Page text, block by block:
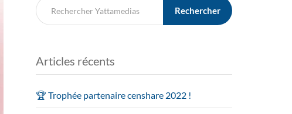
Rechercher
Articles récents
🏆 Trophée partenaire censhare 2022 !